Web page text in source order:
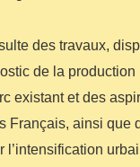
des travaux,
de la production
existant et des
Français, ainsi que
l’intensification